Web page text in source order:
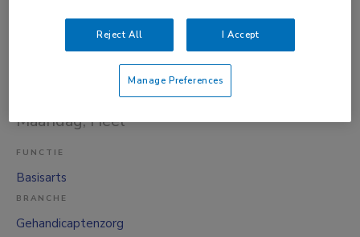
Niet nader bepaald
Maandag, Heel
FUNCTIE
Basisarts
BRANCHE
Gehandicaptenzorg
Reject All I Accept
Manage Preferences